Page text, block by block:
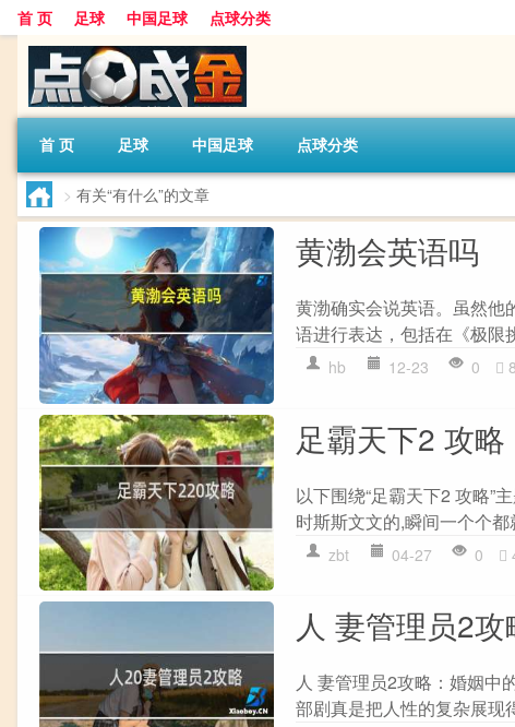
首 页 足球 中国足球 点球分类
首 页 足球 中国足球 点球分类
> 有关“有什么”的文章
黄渤会英语吗
黄渤确实会说英语。虽然他
语进行表达，包括在《极限
hb 12-23 0
足霸天下2 攻略
以下围绕“足霸天下2 攻略”
时斯斯文文的,瞬间一个个都
zbt 04-27 0
人 妻管理员2攻
人 妻管理员2攻略：婚姻中
部剧真是把人性的复杂展现